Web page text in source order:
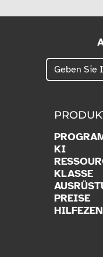
KI
KLASSE
PREISE